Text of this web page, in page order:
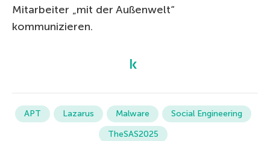
Mitarbeiter „mit der Außenwelt“
kommunizieren.
APT Lazarus Malware
Social Engineering
TheSAS2025